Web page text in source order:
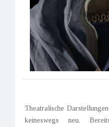
Theatralische
keineswegs neu.